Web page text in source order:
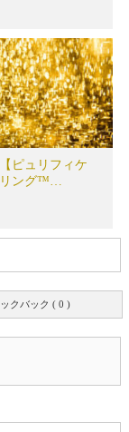
ピュリフィケ
ング™…
ックバック ( 0 )